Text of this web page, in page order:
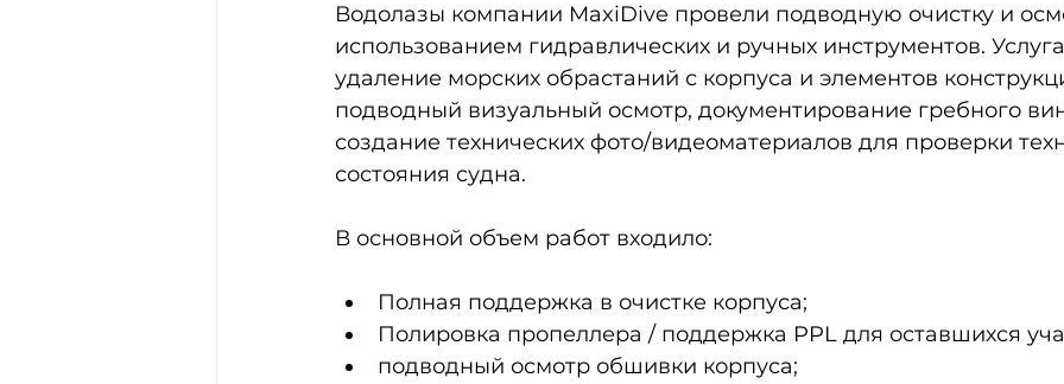
Водолазы компании MaxiDive провели подводную очистку и
использованием гидравлических и ручных инструментов.
удаление морских обрастаний с корпуса и элементов
подводный визуальный осмотр, документирование гребного
создание технических фото/видеоматериалов для проверки
состояния судна.
В основной объем работ входило:
Полная поддержка в очистке корпуса;
Полировка пропеллера / поддержка PPL для оставшихся
подводный осмотр обшивки корпуса;